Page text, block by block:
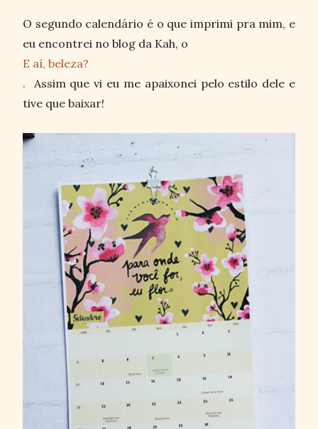
O segundo calendário é o que imprimi pra mim, e
eu encontrei no blog da Kah, o
E aí, beleza?
. Assim que vi eu me apaixonei pelo estilo dele e
tive que baixar!